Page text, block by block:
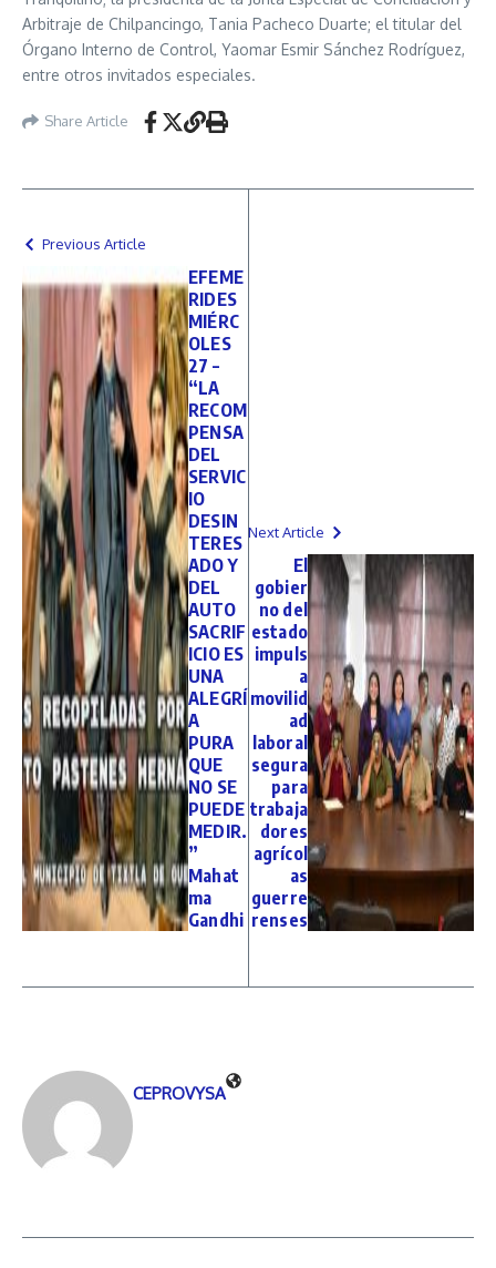
Arbitraje de Chilpancingo, Tania Pacheco Duarte; el titular del
Órgano Interno de Control, Yaomar Esmir Sánchez Rodríguez,
entre otros invitados especiales.
Share Article
Previous Article
EFEME
RIDES
MIÉRC
OLES
27 –
“LA
RECOM
PENSA
DEL
SERVIC
IO
DESIN
TERES
ADO Y
DEL
AUTO
SACRIF
ICIO ES
UNA
ALEGRÍ
A
PURA
QUE
NO SE
PUEDE
MEDIR.
”
Mahat
ma
Gandhi
Next Article
El
gobier
no del
estado
impuls
a
movilid
ad
laboral
segura
para
trabaja
dores
agrícol
as
guerre
renses
CEPROVYSA